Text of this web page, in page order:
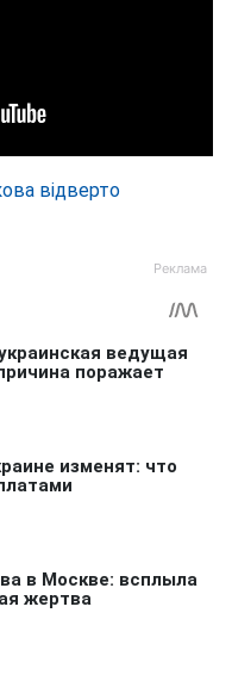
відверто